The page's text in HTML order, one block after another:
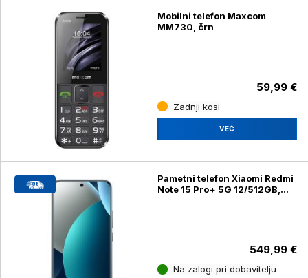
Mobilni telefon Maxcom
MM730, črn
59,99 €
Zadnji kosi
VEČ
Pametni telefon Xiaomi Redmi
Note 15 Pro+ 5G 12/512GB,
549,99 €
Na zalogi pri dobavitelju